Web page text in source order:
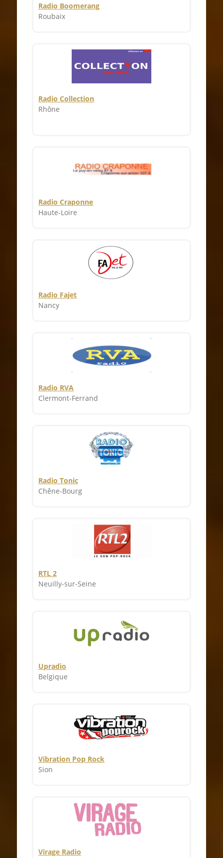
Radio Boomerang
Roubaix
Radio Collection
Rhône
Radio Craponne
Haute-Loire
Radio Fajet
Nancy
Radio RVA
Clermont-Ferrand
Radio Tonic
Chêne-Bourg
RTL 2
Neuilly-sur-Seine
Upradio
Belgique
Vibration Pop Rock
Sion
Virage Radio